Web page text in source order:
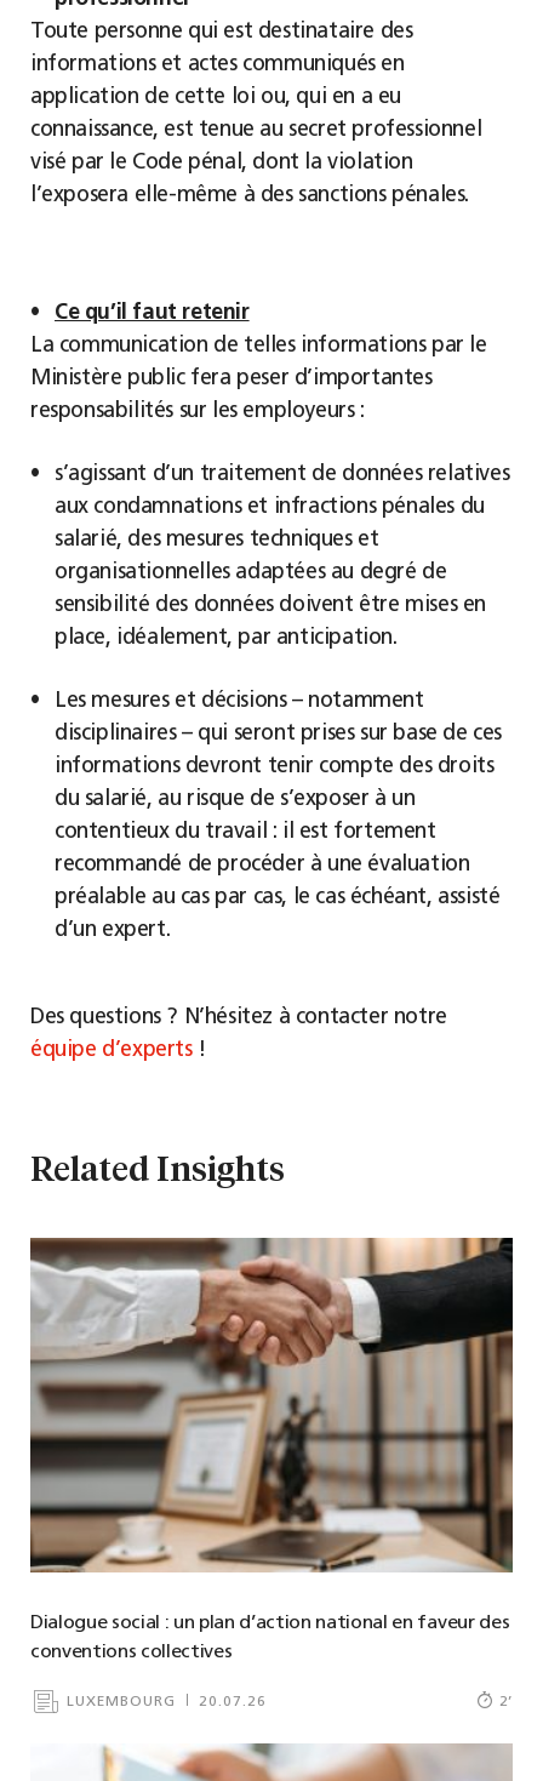
Toute personne qui est destinataire des
informations et actes communiqués en
application de cette loi ou, qui en a eu
connaissance, est tenue au secret professionnel
visé par le Code pénal, dont la violation
l’exposera elle-même à des sanctions pénales.
Ce qu’il faut retenir
La communication de telles informations par le
Ministère public fera peser d’importantes
responsabilités sur les employeurs :
s’agissant d’un traitement de données relatives
aux condamnations et infractions pénales du
salarié, des mesures techniques et
organisationnelles adaptées au degré de
sensibilité des données doivent être mises en
place, idéalement, par anticipation.
Les mesures et décisions – notamment
disciplinaires – qui seront prises sur base de ces
informations devront tenir compte des droits
du salarié, au risque de s’exposer à un
contentieux du travail : il est fortement
recommandé de procéder à une évaluation
préalable au cas par cas, le cas échéant, assisté
d’un expert.
Des questions ? N’hésitez à contacter notre
équipe d’experts!
Related Insights
Dialogue social : un plan d’action national en faveur des
conventions collectives
LUXEMBOURG 20.07.26 2’